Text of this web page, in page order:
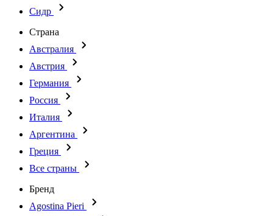
Сидр
Страна
Австралия
Австрия
Германия
Россия
Италия
Аргентина
Греция
Все страны
Бренд
Agostina Pieri